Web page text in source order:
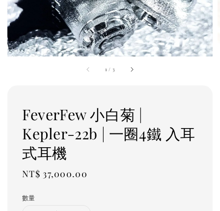
1 / 3
FeverFew 小白菊 |
Kepler-22b | 一圈4鐵 入耳
式耳機
Regular
NT$ 37,000.00
數量